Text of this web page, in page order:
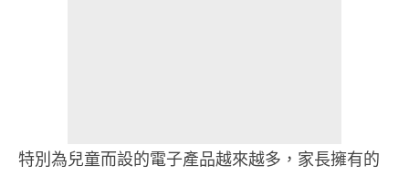
特別為兒童而設的電子產品越來越多，家長擁有的